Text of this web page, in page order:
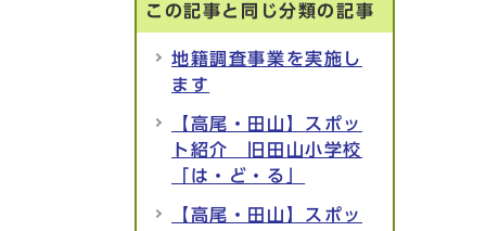
この記事と同じ分類の記事
地籍調査事業を実施し
ます
【高尾・田山】スポッ
ト紹介 旧田山小学校
「は・ど・る」
【高尾・田山】スポッ